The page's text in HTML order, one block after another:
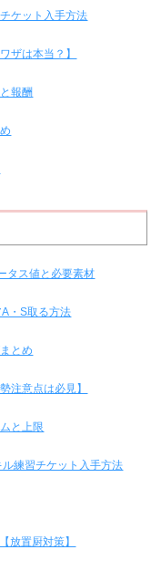
ケット入手方法
ザは本当？】
報酬
タス値と必要素材
・S取る方法
とめ
注意点は必見】
と上限
練習チケット入手方法
放置厨対策】